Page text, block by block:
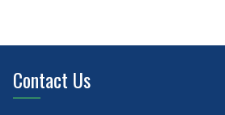
Contact Us